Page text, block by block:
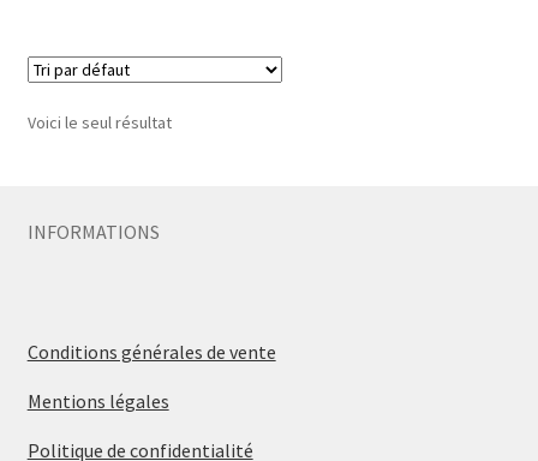
Voici le seul résultat
INFORMATIONS
Conditions générales de vente
Mentions légales
Politique de confidentialité